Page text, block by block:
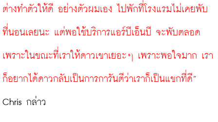
ต่างทำตัวให้ดี อย่างตัวผมเอง ไปพักที่โรงแรมไม่เคยพับ
ที่นอนเลยนะ แต่พอใช้บริการแอร์บีเอ็นบี จะพับตลอด
เพราะในขณะที่เราให้ดาวเขาเยอะๆ เพราะพอใจมาก เรา
ก็อยากได้ดาวกลับเป็นการการันตีว่าเราก็เป็นแขกที่ดี”
Chris กล่าว